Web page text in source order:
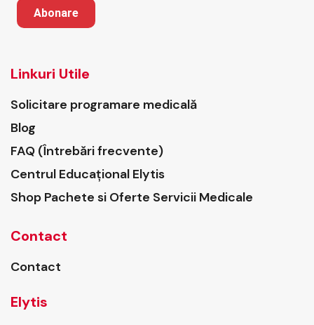
Abonare
Linkuri Utile
Solicitare programare medicală
Blog
FAQ (Întrebări frecvente)
Centrul Educațional Elytis
Shop Pachete si Oferte Servicii Medicale
Contact
Contact
Elytis